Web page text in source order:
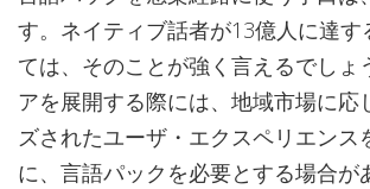
す。ネイティブ話者が13億人に達す
ては、そのことが強く言えるでしょ
アを展開する際には、地域市場に応
ズされたユーザ・エクスペリエンス
に、言語パックを必要とする場合が